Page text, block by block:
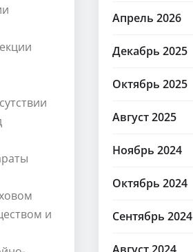
и
Апрель 2026
Декабрь 2025
Октябрь 2025
Август 2025
Ноябрь 2024
Октябрь 2024
Сентябрь 2024